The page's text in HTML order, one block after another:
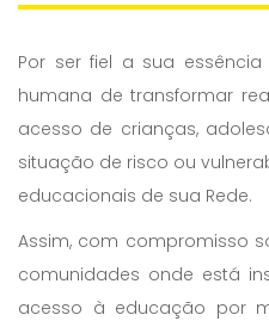
Por ser fiel a sua
humana de transformar
acesso de crianças,
situação de risco ou
educacionais de sua Rede.
Assim, com compromisso
comunidades onde está
acesso à educação por